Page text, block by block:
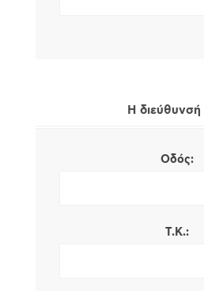
Η
Οδός:
Τ.Κ.: